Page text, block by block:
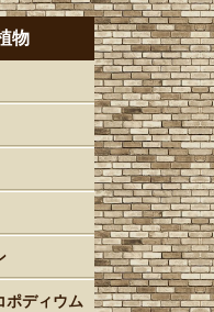
物
ポディウム